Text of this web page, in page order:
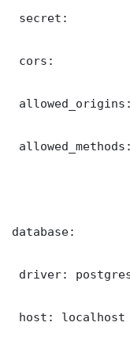
secret:
cors:
database:
driver:
host: localhost